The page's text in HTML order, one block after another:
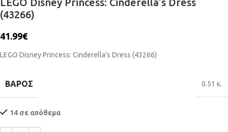
(43266)
41.99€
LEGO Disney Princess: Cinderella’s Dress (43266)
ΒΆΡΟΣ 0.51 κ.
14 σε απόθεμα